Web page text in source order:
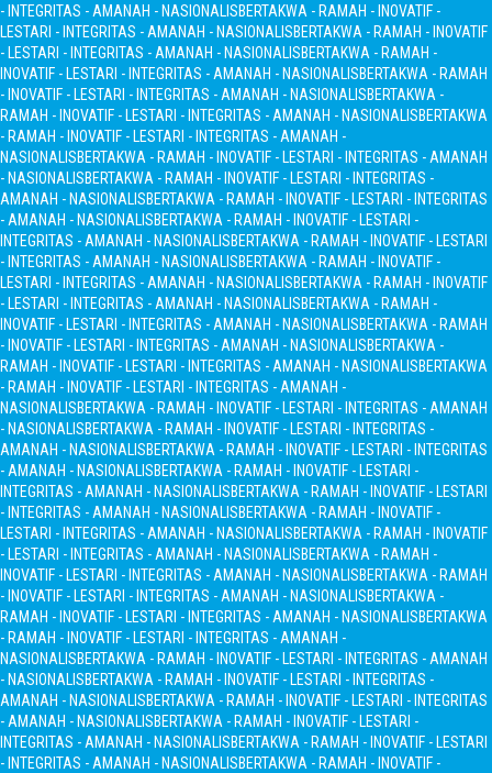
- INTEGRITAS - AMANAH - NASIONALISBERTAKWA - RAMAH - INOVATIF -
LESTARI - INTEGRITAS - AMANAH - NASIONALISBERTAKWA - RAMAH - INOVATIF
- LESTARI - INTEGRITAS - AMANAH - NASIONALISBERTAKWA - RAMAH -
INOVATIF - LESTARI - INTEGRITAS - AMANAH - NASIONALISBERTAKWA - RAMAH
- INOVATIF - LESTARI - INTEGRITAS - AMANAH - NASIONALISBERTAKWA -
RAMAH - INOVATIF - LESTARI - INTEGRITAS - AMANAH - NASIONALISBERTAKWA
- RAMAH - INOVATIF - LESTARI - INTEGRITAS - AMANAH -
NASIONALISBERTAKWA - RAMAH - INOVATIF - LESTARI - INTEGRITAS - AMANAH
- NASIONALISBERTAKWA - RAMAH - INOVATIF - LESTARI - INTEGRITAS -
AMANAH - NASIONALISBERTAKWA - RAMAH - INOVATIF - LESTARI - INTEGRITAS
- AMANAH - NASIONALISBERTAKWA - RAMAH - INOVATIF - LESTARI -
INTEGRITAS - AMANAH - NASIONALISBERTAKWA - RAMAH - INOVATIF - LESTARI
- INTEGRITAS - AMANAH - NASIONALISBERTAKWA - RAMAH - INOVATIF -
LESTARI - INTEGRITAS - AMANAH - NASIONALISBERTAKWA - RAMAH - INOVATIF
- LESTARI - INTEGRITAS - AMANAH - NASIONALISBERTAKWA - RAMAH -
INOVATIF - LESTARI - INTEGRITAS - AMANAH - NASIONALISBERTAKWA - RAMAH
- INOVATIF - LESTARI - INTEGRITAS - AMANAH - NASIONALISBERTAKWA -
RAMAH - INOVATIF - LESTARI - INTEGRITAS - AMANAH - NASIONALISBERTAKWA
- RAMAH - INOVATIF - LESTARI - INTEGRITAS - AMANAH -
NASIONALISBERTAKWA - RAMAH - INOVATIF - LESTARI - INTEGRITAS - AMANAH
- NASIONALISBERTAKWA - RAMAH - INOVATIF - LESTARI - INTEGRITAS -
AMANAH - NASIONALISBERTAKWA - RAMAH - INOVATIF - LESTARI - INTEGRITAS
- AMANAH - NASIONALISBERTAKWA - RAMAH - INOVATIF - LESTARI -
INTEGRITAS - AMANAH - NASIONALISBERTAKWA - RAMAH - INOVATIF - LESTARI
- INTEGRITAS - AMANAH - NASIONALISBERTAKWA - RAMAH - INOVATIF -
LESTARI - INTEGRITAS - AMANAH - NASIONALISBERTAKWA - RAMAH - INOVATIF
- LESTARI - INTEGRITAS - AMANAH - NASIONALISBERTAKWA - RAMAH -
INOVATIF - LESTARI - INTEGRITAS - AMANAH - NASIONALISBERTAKWA - RAMAH
- INOVATIF - LESTARI - INTEGRITAS - AMANAH - NASIONALISBERTAKWA -
RAMAH - INOVATIF - LESTARI - INTEGRITAS - AMANAH - NASIONALISBERTAKWA
- RAMAH - INOVATIF - LESTARI - INTEGRITAS - AMANAH -
NASIONALISBERTAKWA - RAMAH - INOVATIF - LESTARI - INTEGRITAS - AMANAH
- NASIONALISBERTAKWA - RAMAH - INOVATIF - LESTARI - INTEGRITAS -
AMANAH - NASIONALISBERTAKWA - RAMAH - INOVATIF - LESTARI - INTEGRITAS
- AMANAH - NASIONALISBERTAKWA - RAMAH - INOVATIF - LESTARI -
INTEGRITAS - AMANAH - NASIONALISBERTAKWA - RAMAH - INOVATIF - LESTARI
- INTEGRITAS - AMANAH - NASIONALISBERTAKWA - RAMAH - INOVATIF -